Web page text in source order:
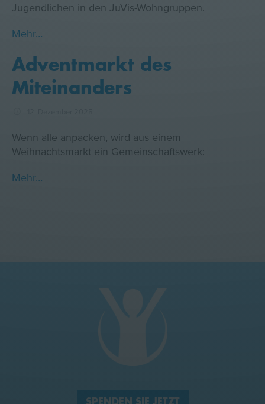
Jugendlichen in den JuVis-Wohngruppen.
Mehr…
Adventmarkt des
Miteinanders
Wenn alle anpacken, wird aus einem
Weihnachtsmarkt ein Gemeinschaftswerk:
Mehr…
SPENDEN SIE JETZT